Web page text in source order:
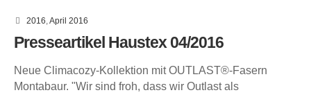
2016 April 2016
Presseartikel Haustex 04/2016
Neue Climacozy-Kollektion mit OUTLAST®-Fasern
Montabaur. "Wir sind froh, dass wir Outlast als